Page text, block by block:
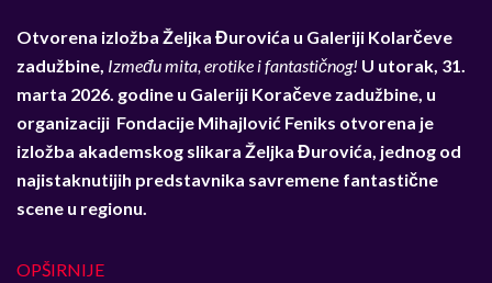
Otvorena izložba Željka Đurovića u Galeriji Kolarčeve
zadužbine, Između mita, erotike i fantastičnog! U utorak, 31.
marta 2026. godine u Galeriji Koračeve zadužbine, u
organizaciji Fondacije Mihajlović Feniks otvorena je
izložba akademskog slikara Željka Đurovića, jednog od
najistaknutijih predstavnika savremene fantastične
scene u regionu.
OPŠIRNIJE